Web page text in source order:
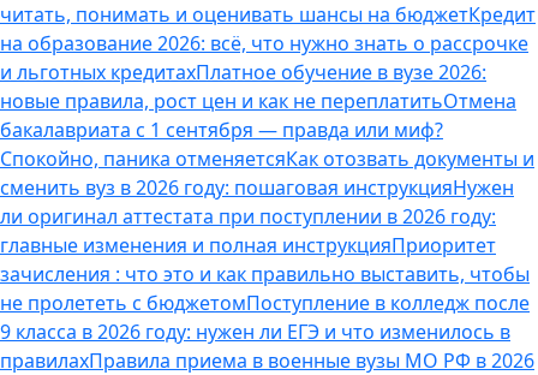
читать, понимать и оценивать шансы на бюджетКредит
на образование 2026: всё, что нужно знать о рассрочке
и льготных кредитахПлатное обучение в вузе 2026:
новые правила, рост цен и как не переплатитьОтмена
бакалавриата с 1 сентября — правда или миф?
Спокойно, паника отменяетсяКак отозвать документы и
сменить вуз в 2026 году: пошаговая инструкцияНужен
ли оригинал аттестата при поступлении в 2026 году:
главные изменения и полная инструкцияПриоритет
зачисления : что это и как правильно выставить, чтобы
не пролететь с бюджетомПоступление в колледж после
9 класса в 2026 году: нужен ли ЕГЭ и что изменилось в
правилахПравила приема в военные вузы МО РФ в 2026